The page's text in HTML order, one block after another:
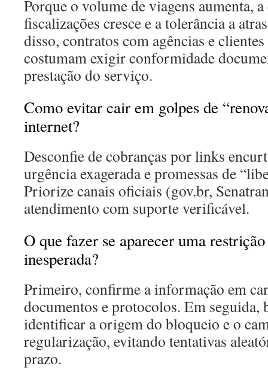
Porque o volume de viagens aumenta,
fiscalizações cresce e a tolerância a
disso, contratos com agências e
costumam exigir conformidade
prestação do serviço.
Como evitar cair em golpes de
internet?
Desconfie de cobranças por links
urgência exagerada e promessas de
Priorize canais oficiais (gov.br,
atendimento com suporte verificável.
O que fazer se aparecer uma
inesperada?
Primeiro, confirme a informação em
documentos e protocolos. Em seguida,
identificar a origem do bloqueio e o
regularização, evitando tentativas
prazo.